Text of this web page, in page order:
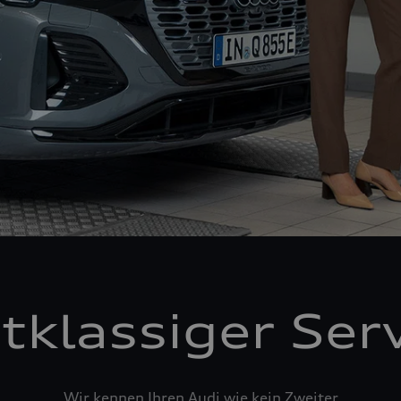
Wir kennen Ihren Audi wie kein Zweiter